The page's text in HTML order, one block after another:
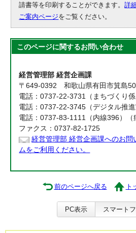
請書等を印刷することができます。詳
ご案内ページをご覧ください。
このページに関するお問い合わせ
経営管理部 経営企画課
〒649-0392 和歌山県有田市箕島50
電話：0737-22-3731（まちづくり係
電話：0737-22-3745（デジタル推進
電話：0737-83-1111（内線396）（
ファクス：0737-82-1725
経営管理部 経営企画課へのお問
ムをご利用ください。
前のページへ戻る ト
PC表示 スマート